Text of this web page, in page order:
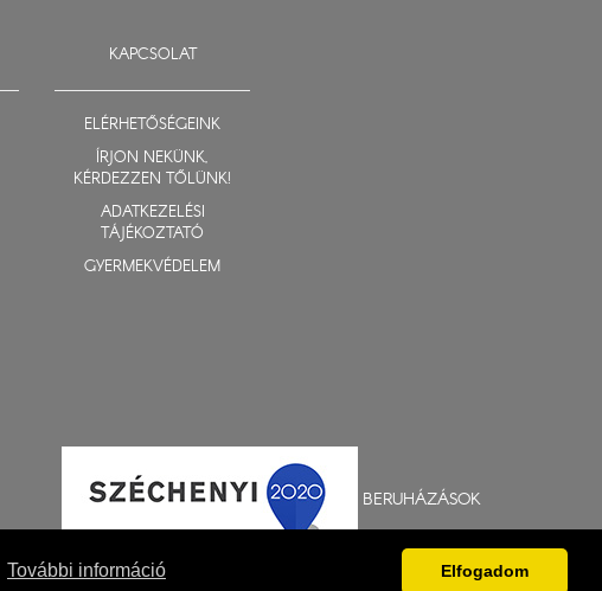
További információ Elfogadom
KAPCSOLAT
ELÉRHETŐSÉGEINK
ÍRJON NEKÜNK,
KÉRDEZZEN TŐLÜNK!
ADATKEZELÉSI
TÁJÉKOZTATÓ
GYERMEKVÉDELEM
BERUHÁZÁSOK
Fejlesztés: Gerner Attila, Zadubenszki Norbert